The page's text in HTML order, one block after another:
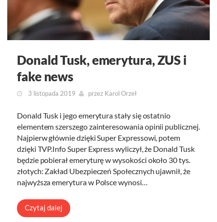
Donald Tusk, emerytura, ZUS i
fake news
3 listopada 2019 przez Karol Orzeł
Donald Tusk i jego emerytura stały się ostatnio
elementem szerszego zainteresowania opinii publicznej.
Najpierw głównie dzięki Super Expressowi, potem
dzięki TVP.Info Super Express wyliczył, że Donald Tusk
będzie pobierał emeryturę w wysokości około 30 tys.
złotych: Zakład Ubezpieczeń Społecznych ujawnił, że
najwyższa emerytura w Polsce wynosi…
Czytaj dalej